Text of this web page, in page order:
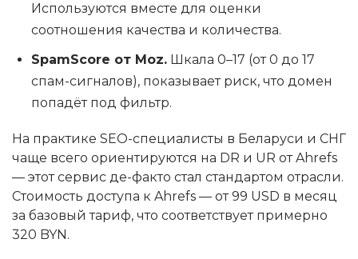
Используются вместе для оценки
соотношения качества и количества.
SpamScore от Moz. Шкала 0–17 (от 0 до 17
спам-сигналов), показывает риск, что домен
попадёт под фильтр.
На практике SEO-специалисты в Беларуси и СНГ
чаще всего ориентируются на DR и UR от Ahrefs
— этот сервис де-факто стал стандартом отрасли.
Стоимость доступа к Ahrefs — от 99 USD в месяц
за базовый тариф, что соответствует примерно
320 BYN.